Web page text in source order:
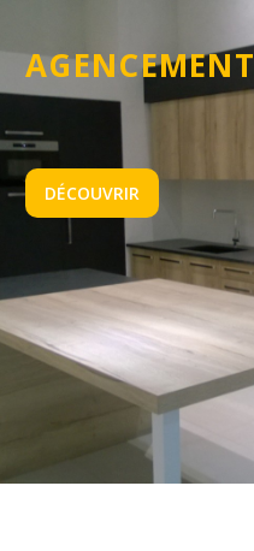
AGENCEMENT
DÉCOUVRIR